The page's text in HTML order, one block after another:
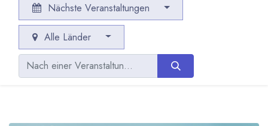
Nächste Veranstaltungen
Alle Länder